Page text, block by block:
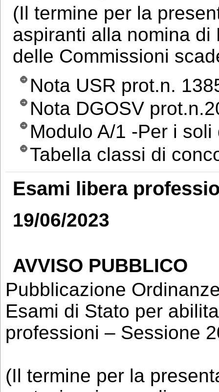
(Il termine per la
aspiranti alla nomina
delle Commissioni
Nota USR prot.n.
Nota DGOSV
Modulo A/1 -Per i
Tabella classi di
Esami libera
19/06/2023
AVVISO PUBBLICO
Pubblicazione
Esami di Stato per
professioni – Sessione
(Il termine per la